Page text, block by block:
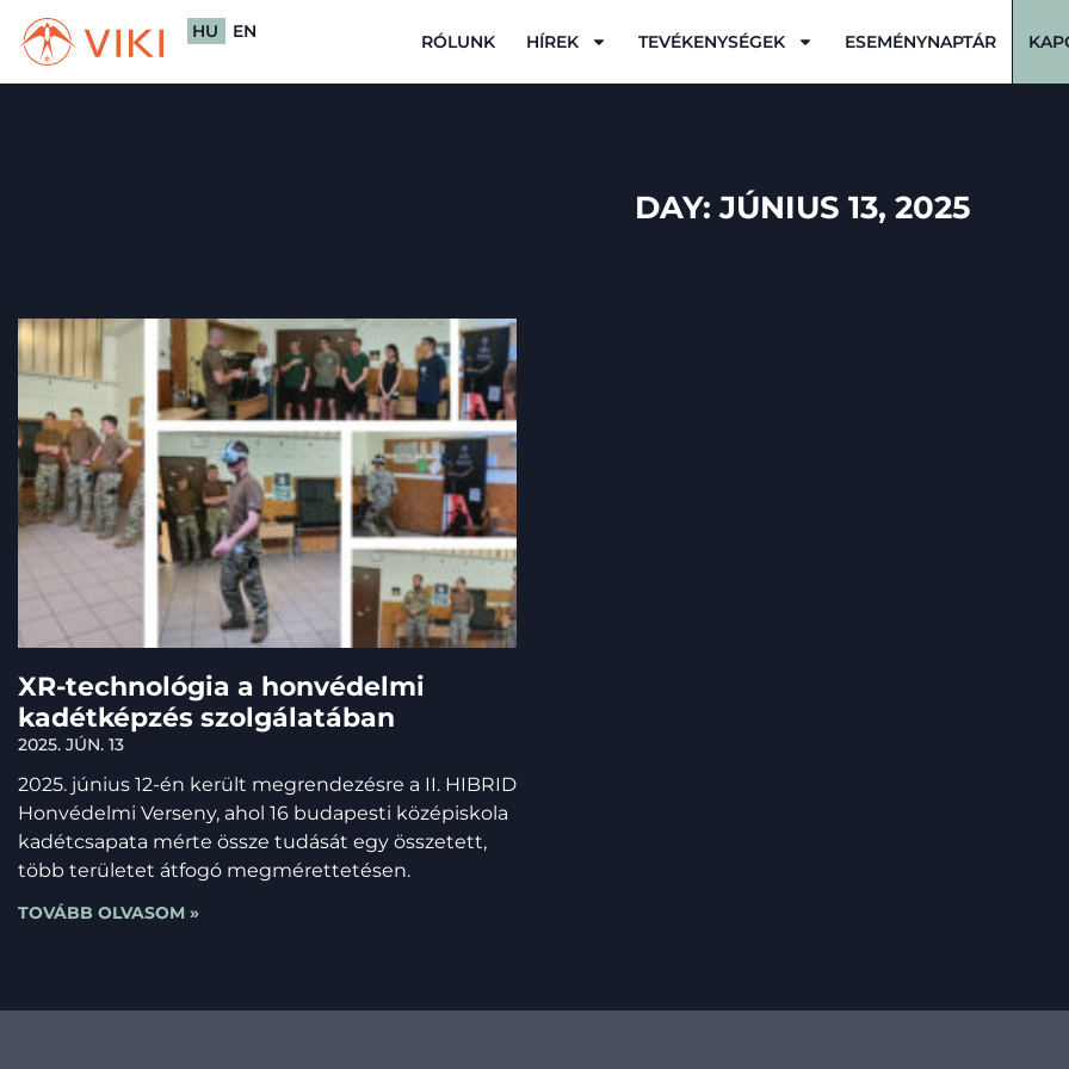
HU EN RÓLUNK HÍREK TEVÉKENYSÉGEK ESEMÉNYNAPTÁR
DAY: JÚNIUS 13, 2025
XR-technológia a honvédelmi
kadétképzés szolgálatában
2025. JÚN. 13
2025. június 12-én került megrendezésre a II. HIBRID
Honvédelmi Verseny, ahol 16 budapesti középiskola
kadétcsapata mérte össze tudását egy összetett,
több területet átfogó megmérettetésen.
TOVÁBB OLVASOM »